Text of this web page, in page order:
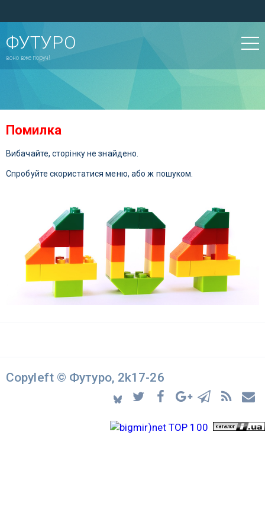
ФУТУРО
воно вже поруч!
Помилка
Вибачайте, сторінку не знайдено.
Спробуйте скористатися меню, або ж пошуком.
Copyleft © Футуро, 2k17-26